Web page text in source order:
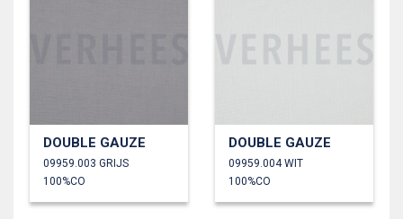
DOUBLE GAUZE
09959.003 GRIJS
100%CO
DOUBLE GAUZE
09959.004 WIT
100%CO